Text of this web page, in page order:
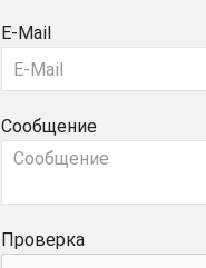
E-Mail
Сообщение
Проверка